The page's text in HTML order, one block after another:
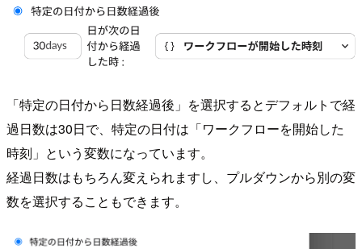
「特定の日付から日数経過後」を選択するとデフォルトで経
過日数は30日で、特定の日付は「ワークフローを開始した
時刻」という変数になっています。
経過日数はもちろん変えられますし、プルダウンから別の変
数を選択することもできます。